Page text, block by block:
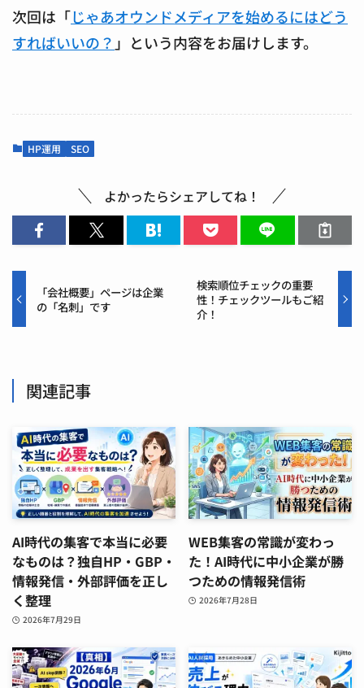
次回は「じゃあオウンドメディアを始めるにはどう
すればいいの？ 」という内容をお届けします。
HP運用 SEO
よかったらシェアしてね！
「会社概要」ページは企業
の「名刺」です
検索順位チェックの重要
性！チェックツールもご紹
介！
関連記事
AI時代の集客で本当に必要
なものは？独自HP・GBP・
情報発信・外部評価を正し
く整理
2026年7月29日
WEB集客の常識が変わっ
た！AI時代に中小企業が勝
つための情報発信術
2026年7月28日